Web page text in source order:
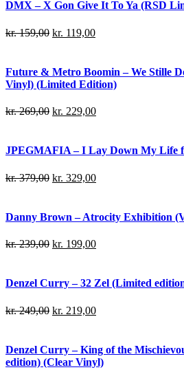
DMX – X Gon Give It To Ya (RSD
kr.159,00 kr. 119,00
Future & Metro Boomin – We Stille
Vinyl) (Limited Edition)
kr.269,00 kr. 229,00
JPEGMAFIA – I Lay Down My Life
kr.379,00 kr. 329,00
Danny Brown – Atrocity Exhibition
kr.239,00 kr. 199,00
Denzel Curry – 32 Zel (Limited
kr.249,00 kr. 219,00
Denzel Curry – King of the
edition) (Clear Vinyl)